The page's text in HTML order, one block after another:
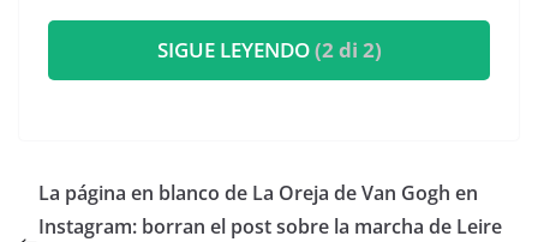
SIGUE LEYENDO(2 di 2)
​La página en blanco de La Oreja de Van Gogh en
Instagram: borran el post sobre la marcha de Leire